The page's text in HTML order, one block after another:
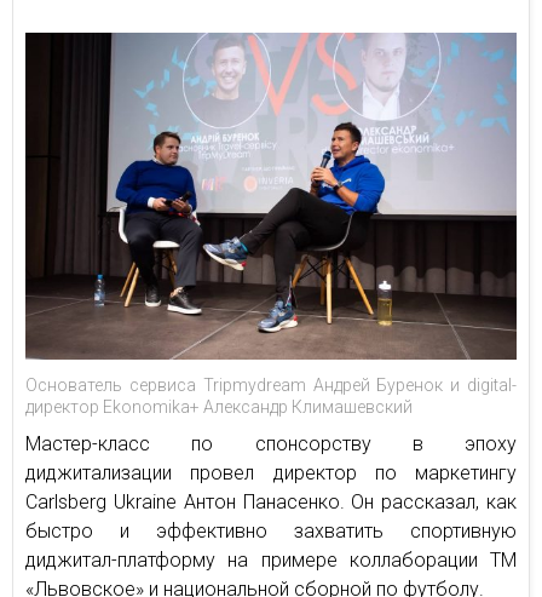
Основатель сервиса Tripmydream Андрей Буренок и digital-
директор Ekonomika+ Александр Климашевский
Мастер-класс по спонсорству в эпоху
диджитализации провел директор по маркетингу
Carlsberg Ukraine Антон Панасенко. Он рассказал, как
быстро и эффективно захватить спортивную
диджитал-платформу на примере коллаборации ТМ
«Львовское» и национальной сборной по футболу.